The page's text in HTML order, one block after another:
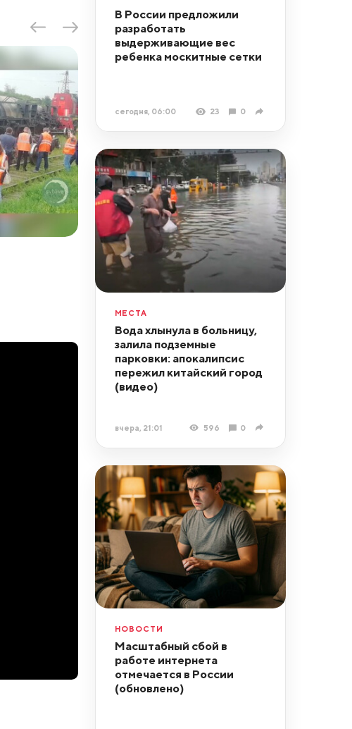
В России предложили
разработать
выдерживающие вес
ребенка москитные сетки
сегодня, 06:00 23 0
МЕСТА
Вода хлынула в больницу,
залила подземные
парковки: апокалипсис
пережил китайский город
(видео)
вчера, 21:01 596 0
НОВОСТИ
Масштабный сбой в
работе интернета
отмечается в России
(обновлено)